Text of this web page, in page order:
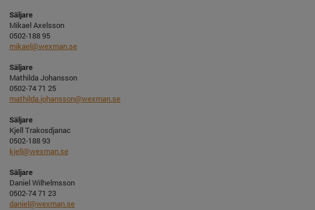
Säljare
Mikael Axelsson
0502-188 95
mikael@wexman.se
Säljare
Mathilda Johansson
0502-74 71 25
mathilda.johansson@wexman.se
Säljare
Kjell Trakosdjanac
0502-188 93
kjell@wexman.se
Säljare
Daniel Wilhelmsson
0502-74 71 23
daniel@wexman.se